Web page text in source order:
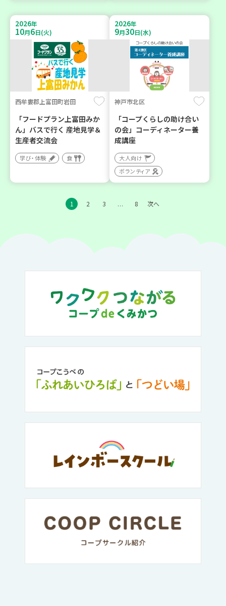
2026年
10月6日(火)
西牟婁郡上富田町岩田
「フードプラン上富田みか
ん」バスで行く 産地見学＆
生産者交流会
学び・体験 食
2026年
9月30日(水)
神戸市北区
「コープくらしの助け合い
の会」コーディネーター養
成講座
大人向け
ボランティア
1 2 3 … 8 次へ